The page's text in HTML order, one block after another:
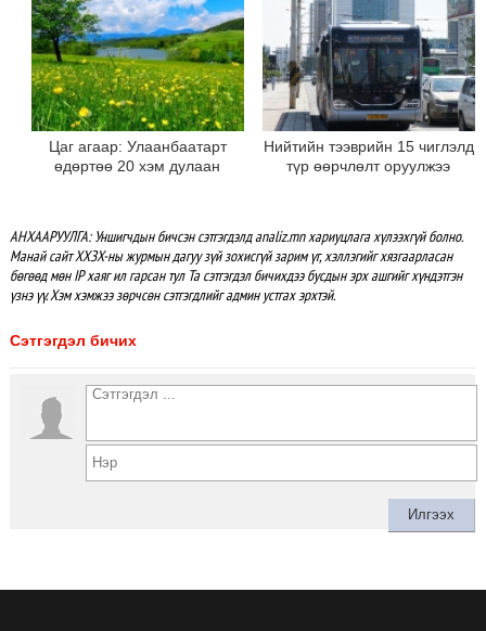
Цаг агаар: Улаанбаатарт
өдөртөө 20 хэм дулаан
Нийтийн тээврийн 15 чиглэлд
түр өөрчлөлт оруулжээ
АНХААРУУЛГА: Уншигчдын бичсэн сэтгэгдэлд analiz.mn хариуцлага хүлээхгүй болно.
Манай сайт ХХЗХ-ны журмын дагуу зүй зохисгүй зарим үг, хэллэгийг хязгаарласан
бөгөөд мөн IP хаяг ил гарсан тул Та сэтгэгдэл бичихдээ бусдын эрх ашгийг хүндэтгэн
үзнэ үү. Хэм хэмжээ зөрчсөн сэтгэгдлийг админ устгах эрхтэй.
Сэтгэгдэл бичих